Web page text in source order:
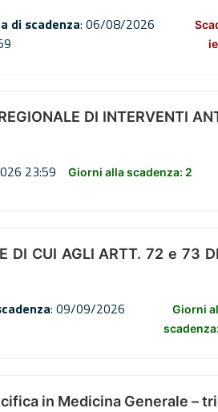
di scadenza: 06/08/2026
DI INTERVENTI
23:59 Giorni alla scadenza: 2
DI CUI AGLI ARTT. 72 e 73
: 09/09/2026
Giorni
in Medicina Generale –